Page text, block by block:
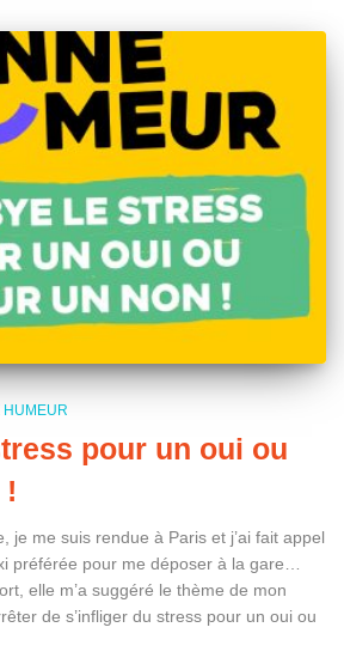
HUMEUR
pour un oui ou
je me suis rendue à Paris et j’ai fait appel
préférée pour me déposer à la gare…
elle m’a suggéré le thème de mon
de s’infliger du stress pour un oui ou